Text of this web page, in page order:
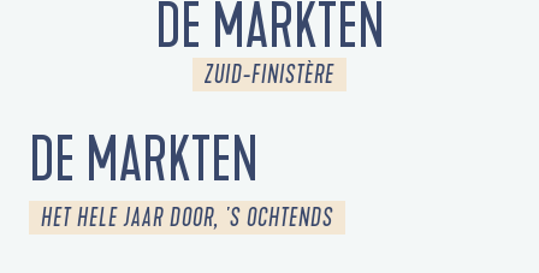
DE MARKTEN
ZUID-FINISTÈRE
DE MARKTEN
HET HELE JAAR DOOR, 'S OCHTENDS